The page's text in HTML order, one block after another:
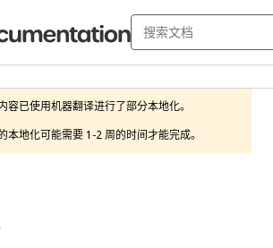
容已使用机器翻译进行了部分本地化。
本地化可能需要 1-2 周的时间才能完成。